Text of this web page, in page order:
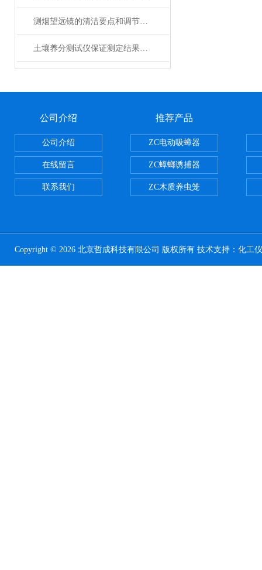
测烟望远镜的清洁要点和调节技巧
土壤养分测试仪保证测定结果精度
公司介绍
公司介绍
在线留言
联系我们
推荐产品
ZC电动吸蟑器
ZC蟑螂诱捕器
ZC木质养虫笼
Copyright © 2026 北京哲成科技有限公司 版权所有 技术支持： 化工